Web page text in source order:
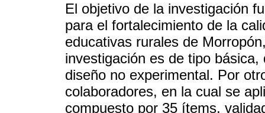
El objetivo de la investigación
para el fortalecimiento de la
educativas rurales de
investigación es de tipo
diseño no experimental. Por
colaboradores, en la cual se
compuesto por 35 ítems,